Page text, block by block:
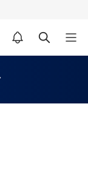
알림설정 바로가기 검색 바로가기 메뉴 열기